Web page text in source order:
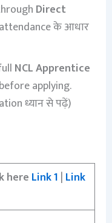
Direct
के आधार
NCL Apprentice
applying.
ध्यान से पढ़ें)
hereLink 1 | Link